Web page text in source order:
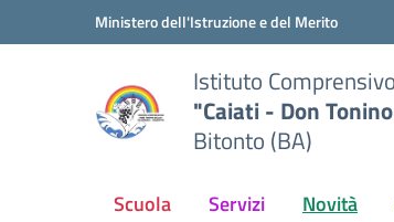
Vai ai contenuti
Vai al menu di navigazioneMinistero dell'Istruzione e del Merito
Istituto Comprensivo
"Caiati - Don
Bitonto (BA)
Scuola Servizi Novità